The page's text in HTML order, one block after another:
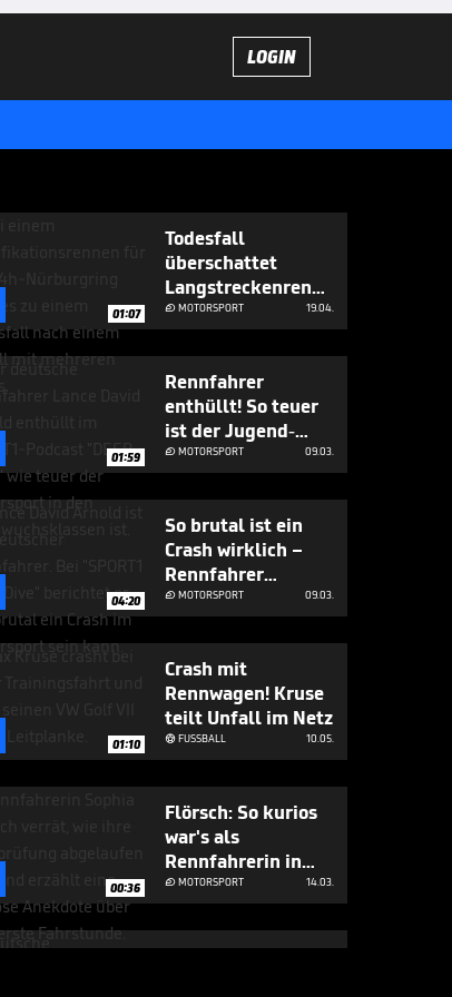
LOGIN
01:07
Todesfall
überschattet
Langstreckenrennen
am Nürburgring
 MOTORSPORT 19.04.
01:59
Rennfahrer
enthüllt! So teuer
ist der Jugend-
Motorsport
 MOTORSPORT 09.03.
04:20
So brutal ist ein
Crash wirklich –
Rennfahrer
berichtet
 MOTORSPORT 09.03.
01:10
Crash mit
Rennwagen! Kruse
teilt Unfall im Netz
 FUSSBALL 10.05.
00:36
Flörsch: So kurios
war's als
Rennfahrerin in
der Fahrschule
 MOTORSPORT 14.03.
Flörsch über ihr